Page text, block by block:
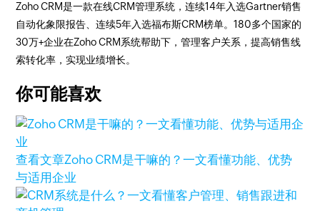
Zoho CRM是一款在线CRM管理系统，连续14年入选Gartner销售
自动化象限报告、连续5年入选福布斯CRM榜单。180多个国家的
30万+企业在Zoho CRM系统帮助下，管理客户关系，提高销售线
索转化率，实现业绩增长。
你可能喜欢
查看文章Zoho CRM是干嘛的？一文看懂功能、优势
与适用企业